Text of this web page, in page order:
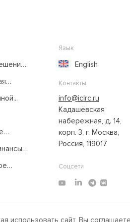
Язык
English
Контакты
info@iclrc.ru
Кадашёвская
набережная, д. 14,
корп. 3, г. Москва,
Россия, 119017
Соцсети
Made by Uprising
использовать сайт, Вы